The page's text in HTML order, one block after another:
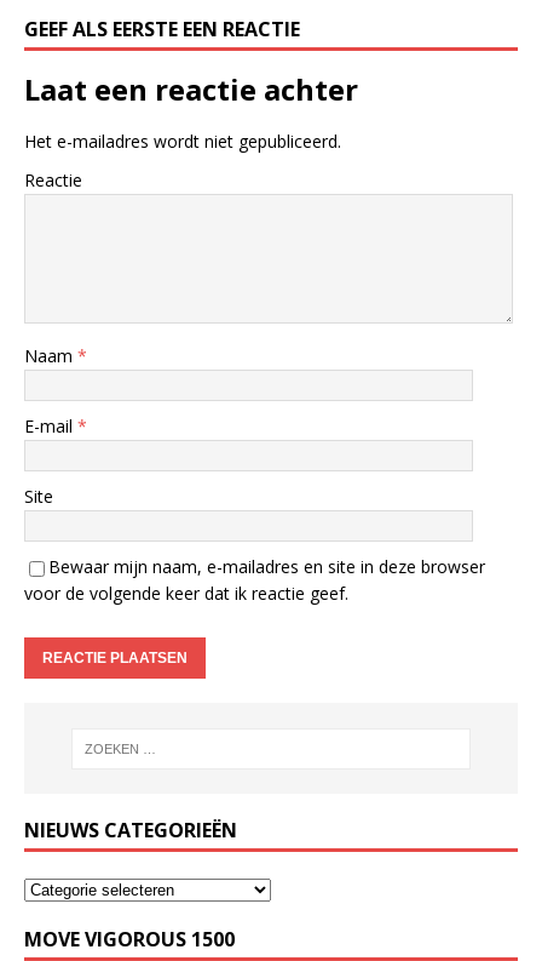
GEEF ALS EERSTE EEN REACTIE
Laat een reactie achter
Het e-mailadres wordt niet gepubliceerd.
Reactie
Naam *
E-mail *
Site
Bewaar mijn naam, e-mailadres en site in deze browser
voor de volgende keer dat ik reactie geef.
NIEUWS CATEGORIEËN
MOVE VIGOROUS 1500